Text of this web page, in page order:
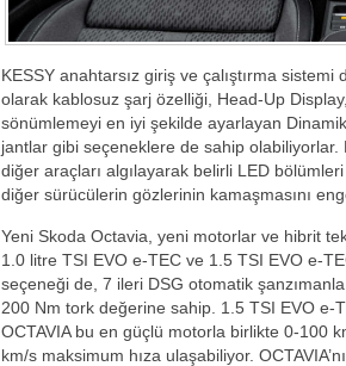
KESSY anahtarsız giriş ve çalıştırma sistemi
olarak kablosuz şarj özelliği, Head-Up
sönümlemeyi en iyi şekilde ayarlayan
jantlar gibi seçeneklere de sahip
diğer araçları algılayarak belirli LED
diğer sürücülerin gözlerinin kamaşmasını
Yeni Skoda Octavia, yeni motorlar ve hibrit
1.0 litre TSI EVO e-TEC ve 1.5 TSI EVO e-
seçeneği de, 7 ileri DSG otomatik
200 Nm tork değerine sahip. 1.5 TSI EVO e-
OCTAVIA bu en güçlü motorla birlikte 0-100
km/s maksimum hıza ulaşabiliyor.